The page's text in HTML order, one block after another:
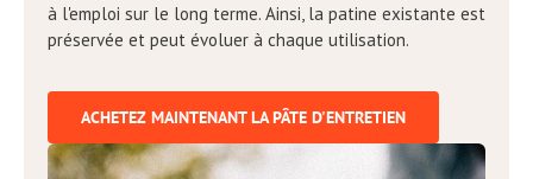
à l'emploi sur le long terme. Ainsi, la patine existante est
préservée et peut évoluer à chaque utilisation.
ACHETEZ MAINTENANT LA PÂTE D'ENTRETIEN